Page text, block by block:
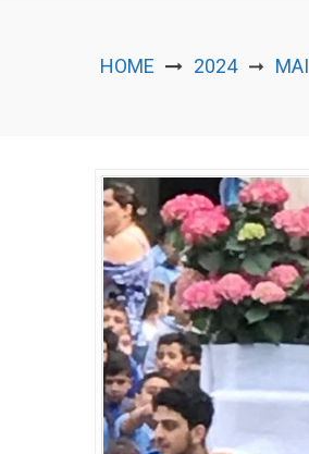
HOME 2024 ➞ MAI